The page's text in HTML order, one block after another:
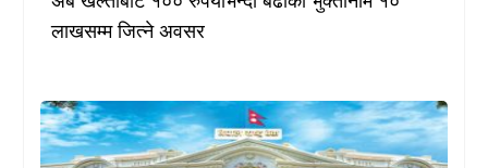
लाखसम्म जित्ने अवसर